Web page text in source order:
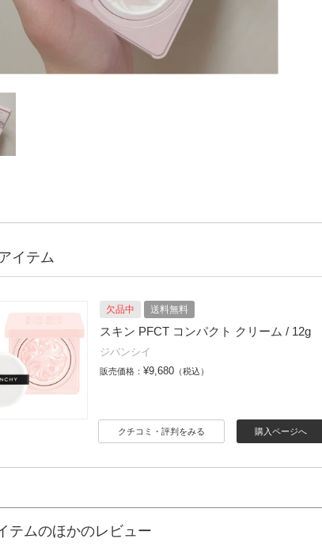
イテム
欠品中 送料無料
スキン PFCT コンパクト クリーム / 12g
ジバンシイ
販売価格： ¥9,680 （税込）
購入ページへ
クチコミ・評判をみる
テムのほかのレビュー